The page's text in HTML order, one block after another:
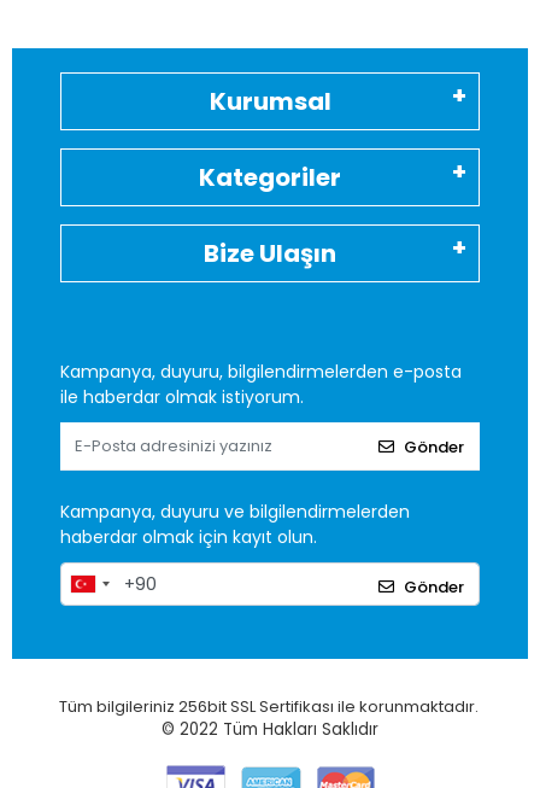
Kurumsal
Kategoriler
Bize Ulaşın
Kampanya, duyuru, bilgilendirmelerden e-posta
ile haberdar olmak istiyorum.
Gönder
Kampanya, duyuru ve bilgilendirmelerden
haberdar olmak için kayıt olun.
Gönder
Tüm bilgileriniz 256bit SSL Sertifikası ile korunmaktadır.
© 2022 Tüm Hakları Saklıdır